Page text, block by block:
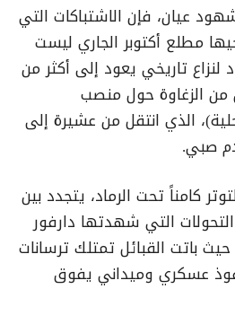
عيان، فإن الاشتباكات التي
مطلع أكتوبر الجاري ليست
لنزاع تاريخي يعود إلى أكثر من
من الزغاوة حول منصب
الذي انتقل من عشيرة إلى
صبي.
كامناً تحت الرماد، يتجدد بين
التي شهدتها دارفور
حيث باتت القبائل تمتلك ترسانات
عسكري وميداني يفوق